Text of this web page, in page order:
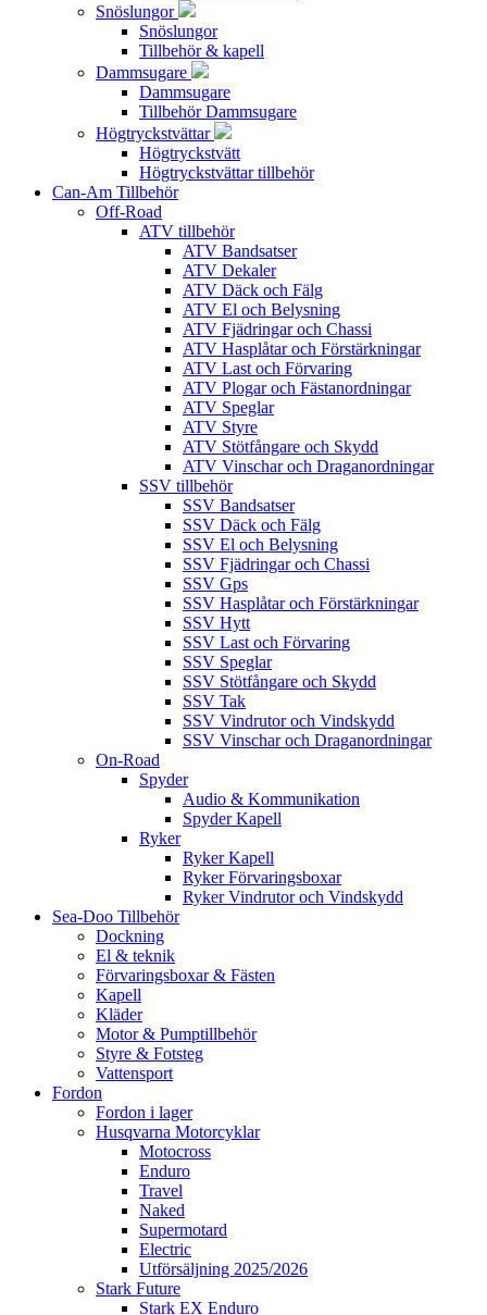
Snöslungor
Snöslungor
Tillbehör & kapell
Dammsugare
Dammsugare
Tillbehör Dammsugare
Högtryckstvättar
Högtryckstvätt
Högtryckstvättar tillbehör
Can-Am Tillbehör
Off-Road
ATV tillbehör
ATV Bandsatser
ATV Dekaler
ATV Däck och Fälg
ATV El och Belysning
ATV Fjädringar och Chassi
ATV Hasplåtar och Förstärkningar
ATV Last och Förvaring
ATV Plogar och Fästanordningar
ATV Speglar
ATV Styre
ATV Stötfångare och Skydd
ATV Vinschar och Draganordningar
SSV tillbehör
SSV Bandsatser
SSV Däck och Fälg
SSV El och Belysning
SSV Fjädringar och Chassi
SSV Gps
SSV Hasplåtar och Förstärkningar
SSV Hytt
SSV Last och Förvaring
SSV Speglar
SSV Stötfångare och Skydd
SSV Tak
SSV Vindrutor och Vindskydd
SSV Vinschar och Draganordningar
On-Road
Spyder
Audio & Kommunikation
Spyder Kapell
Ryker
Ryker Kapell
Ryker Förvaringsboxar
Ryker Vindrutor och Vindskydd
Sea-Doo Tillbehör
Dockning
El & teknik
Förvaringsboxar & Fästen
Kapell
Kläder
Motor & Pumptillbehör
Styre & Fotsteg
Vattensport
Fordon
Fordon i lager
Husqvarna Motorcyklar
Motocross
Enduro
Travel
Naked
Supermotard
Electric
Utförsäljning 2025/2026
Stark Future
Stark EX Enduro